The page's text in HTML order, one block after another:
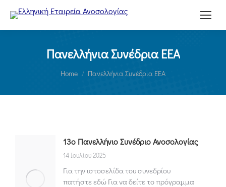
Πανελλήνια Συνέδρια ΕΕΑ
You are here:
Home Πανελλήνια Συνέδρια ΕΕΑ
13ο Πανελλήνιο Συνέδριο Ανοσολογίας
14 Ιουλίου 2025
Για την ιστοσελίδα του συνεδρίου
πατήστε εδώ Για να δείτε το πρόγραμμα